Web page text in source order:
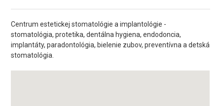
Centrum estetickej stomatológie a implantológie -
stomatológia, protetika, dentálna hygiena, endodoncia,
implantáty, paradontológia, bielenie zubov, preventívna a detská
stomatológia.